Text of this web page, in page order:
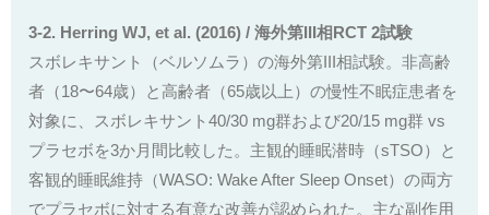
3-2. Herring WJ, et al. (2016) / 海外第III相RCT 2試験
スボレキサント（ベルソムラ）の海外第III相試験。非高齢
者（18〜64歳）と高齢者（65歳以上）の慢性不眠症患者を
対象に、スボレキサント40/30 mg群および20/15 mg群 vs
プラセボを3か月間比較した。主観的睡眠潜時（sTSO）と
客観的睡眠維持（WASO: Wake After Sleep Onset）の両方
でプラセボに対する有意な改善が認められた。主な副作用